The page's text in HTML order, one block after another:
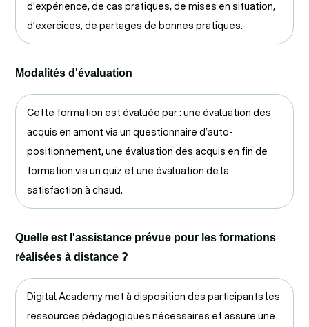
d'expérience, de cas pratiques, de mises en situation,
d’exercices, de partages de bonnes pratiques.
Modalités d'évaluation
Cette formation est évaluée par : une évaluation des
acquis en amont via un questionnaire d’auto-
positionnement, une évaluation des acquis en fin de
formation via un quiz et une évaluation de la
satisfaction à chaud.
Quelle est l'assistance prévue pour les formations
réalisées à distance ?
Digital Academy met à disposition des participants les
ressources pédagogiques nécessaires et assure une